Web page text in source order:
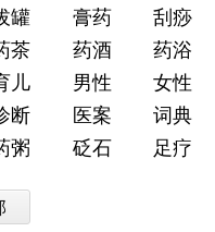
罐 膏药
刮痧
茶 药酒
药浴
儿 男性
女性
断 医案
词典
粥 砭石 足疗